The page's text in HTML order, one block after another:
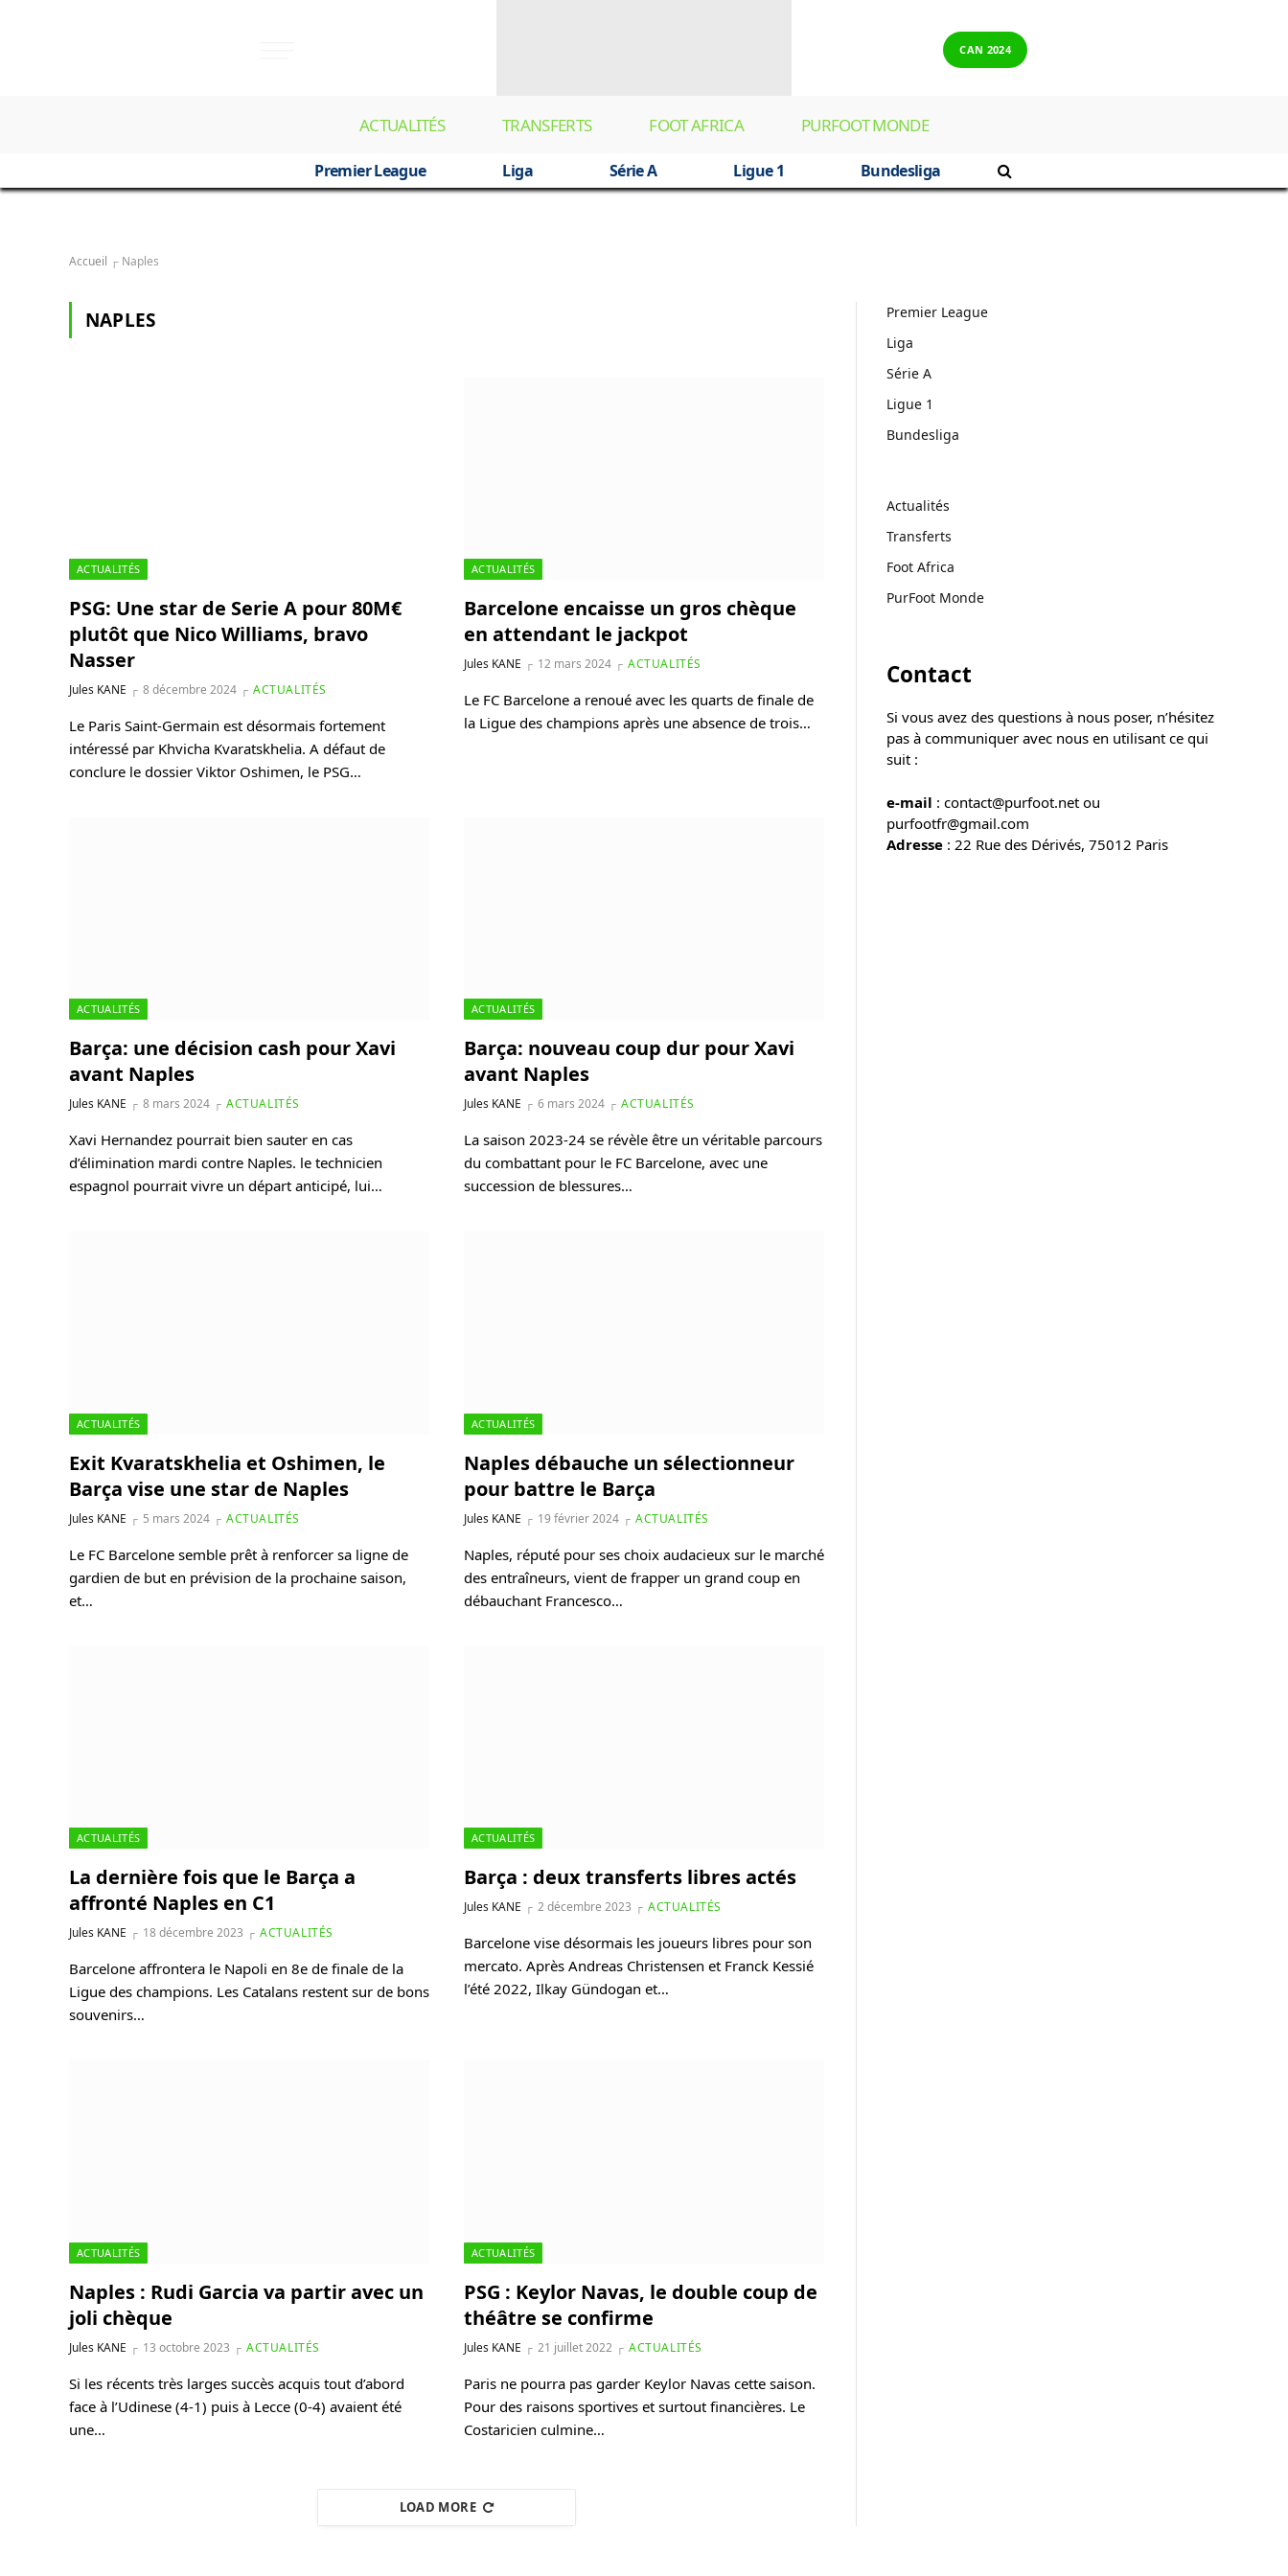
CAN 2024
ACTUALITÉS TRANSFERTS FOOT AFRICA PURFOOT MONDE
Premier League Liga Série A Ligue 1 Bundesliga
Accueil ┌ Naples
NAPLES
ACTUALITÉS
PSG: Une star de Serie A pour 80M€
plutôt que Nico Williams, bravo
Nasser
Jules KANE 8 décembre 2024 ACTUALITÉS
Le Paris Saint-Germain est désormais fortement
intéressé par Khvicha Kvaratskhelia. A défaut de
conclure le dossier Viktor Oshimen, le PSG…
ACTUALITÉS
Barcelone encaisse un gros chèque
en attendant le jackpot
Jules KANE 12 mars 2024 ACTUALITÉS
Le FC Barcelone a renoué avec les quarts de finale de
la Ligue des champions après une absence de trois…
ACTUALITÉS
Barça: une décision cash pour Xavi
avant Naples
Jules KANE 8 mars 2024 ACTUALITÉS
Xavi Hernandez pourrait bien sauter en cas
d’élimination mardi contre Naples. le technicien
espagnol pourrait vivre un départ anticipé, lui…
ACTUALITÉS
Barça: nouveau coup dur pour Xavi
avant Naples
Jules KANE 6 mars 2024 ACTUALITÉS
La saison 2023-24 se révèle être un véritable parcours
du combattant pour le FC Barcelone, avec une
succession de blessures…
ACTUALITÉS
Exit Kvaratskhelia et Oshimen, le
Barça vise une star de Naples
Jules KANE 5 mars 2024 ACTUALITÉS
Le FC Barcelone semble prêt à renforcer sa ligne de
gardien de but en prévision de la prochaine saison,
et…
ACTUALITÉS
Naples débauche un sélectionneur
pour battre le Barça
Jules KANE 19 février 2024 ACTUALITÉS
Naples, réputé pour ses choix audacieux sur le marché
des entraîneurs, vient de frapper un grand coup en
débauchant Francesco…
ACTUALITÉS
La dernière fois que le Barça a
affronté Naples en C1
Jules KANE 18 décembre 2023 ACTUALITÉS
Barcelone affrontera le Napoli en 8e de finale de la
Ligue des champions. Les Catalans restent sur de bons
souvenirs…
ACTUALITÉS
Barça : deux transferts libres actés
Jules KANE 2 décembre 2023 ACTUALITÉS
Barcelone vise désormais les joueurs libres pour son
mercato. Après Andreas Christensen et Franck Kessié
l’été 2022, Ilkay Gündogan et…
ACTUALITÉS
Naples : Rudi Garcia va partir avec un
joli chèque
Jules KANE 13 octobre 2023 ACTUALITÉS
Si les récents très larges succès acquis tout d’abord
face à l’Udinese (4-1) puis à Lecce (0-4) avaient été
une…
ACTUALITÉS
PSG : Keylor Navas, le double coup de
théâtre se confirme
Jules KANE 21 juillet 2022 ACTUALITÉS
Paris ne pourra pas garder Keylor Navas cette saison.
Pour des raisons sportives et surtout financières. Le
Costaricien culmine…
LOAD MORE
Premier League
Liga
Série A
Ligue 1
Bundesliga
Actualités
Transferts
Foot Africa
PurFoot Monde
Contact
Si vous avez des questions à nous poser, n’hésitez
pas à communiquer avec nous en utilisant ce qui
suit :
e-mail : contact@purfoot.net ou
purfootfr@gmail.com
Adresse : 22 Rue des Dérivés, 75012 Paris